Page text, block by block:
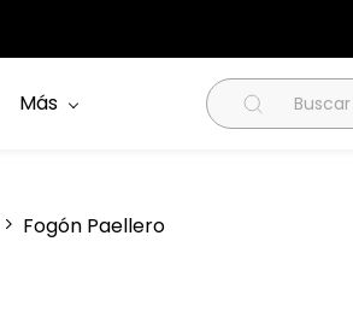
Más
Fogón Paellero